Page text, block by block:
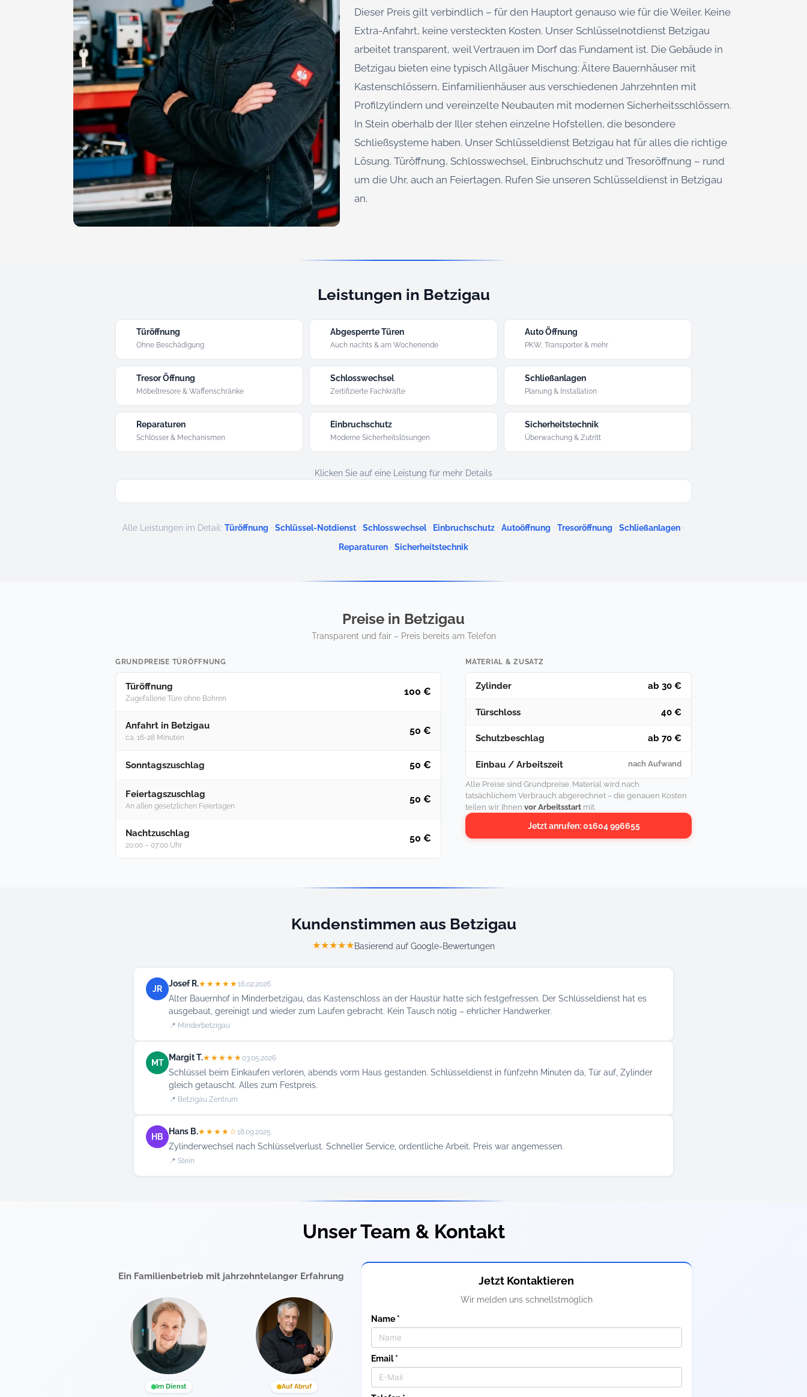
Dieser Preis gilt verbindlich – für den Hauptort genauso wie für die Weiler. Keine
Extra-Anfahrt, keine versteckten Kosten. Unser Schlüsselnotdienst Betzigau
arbeitet transparent, weil Vertrauen im Dorf das Fundament ist. Die Gebäude in
Betzigau bieten eine typisch Allgäuer Mischung: Ältere Bauernhäuser mit
Kastenschlössern, Einfamilienhäuser aus verschiedenen Jahrzehnten mit
Profilzylindern und vereinzelte Neubauten mit modernen Sicherheitsschlössern.
In Stein oberhalb der Iller stehen einzelne Hofstellen, die besondere
Schließsysteme haben. Unser Schlüsseldienst Betzigau hat für alles die richtige
Lösung. Türöffnung, Schlosswechsel, Einbruchschutz und Tresoröffnung – rund
um die Uhr, auch an Feiertagen. Rufen Sie unseren Schlüsseldienst in Betzigau
an.
Leistungen in Betzigau
Türöffnung
Ohne Beschädigung
Abgesperrte Türen
Auch nachts & am Wochenende
Auto Öffnung
PKW, Transporter & mehr
Tresor Öffnung
Möbeltresore & Waffenschränke
Schlosswechsel
Zertifizierte Fachkräfte
Schließanlagen
Planung & Installation
Reparaturen
Schlösser & Mechanismen
Einbruchschutz
Moderne Sicherheitslösungen
Sicherheitstechnik
Überwachung & Zutritt
Klicken Sie auf eine Leistung für mehr Details
Alle Leistungen im Detail: Türöffnung · Schlüssel-Notdienst · Schlosswechsel · Einbruchschutz · Autoöffnung · Tresoröffnung · Schließanlagen ·
Reparaturen · Sicherheitstechnik
Preise in Betzigau
Transparent und fair – Preis bereits am Telefon
GRUNDPREISE TÜRÖFFNUNG
Türöffnung
Zugefallene Türe ohne Bohren
100 €
Anfahrt in Betzigau
ca. 16-28 Minuten
50 €
Sonntagszuschlag 50 €
Feiertagszuschlag
An allen gesetzlichen Feiertagen
50 €
Nachtzuschlag
20:00 – 07:00 Uhr
50 €
MATERIAL & ZUSATZ
Zylinder ab 30 €
Türschloss 40 €
Schutzbeschlag ab 70 €
Einbau / Arbeitszeit nach Aufwand
Alle Preise sind Grundpreise. Material wird nach
tatsächlichem Verbrauch abgerechnet – die genauen Kosten
teilen wir Ihnenvor Arbeitsstart mit.
Jetzt anrufen: 01604 996655
Kundenstimmen aus Betzigau
★★★★★Basierend auf Google-Bewertungen
JR
Josef R.★★★★★16.02.2026
Alter Bauernhof in Minderbetzigau, das Kastenschloss an der Haustür hatte sich festgefressen. Der Schlüsseldienst hat es
ausgebaut, gereinigt und wieder zum Laufen gebracht. Kein Tausch nötig – ehrlicher Handwerker.
📍 Minderbetzigau
MT
Margit T.★★★★★03.05.2026
Schlüssel beim Einkaufen verloren, abends vorm Haus gestanden. Schlüsseldienst in fünfzehn Minuten da, Tür auf, Zylinder
gleich getauscht. Alles zum Festpreis.
📍 Betzigau Zentrum
HB
Hans B.★★★★☆18.09.2025
Zylinderwechsel nach Schlüsselverlust. Schneller Service, ordentliche Arbeit. Preis war angemessen.
📍 Stein
Unser Team & Kontakt
Ein Familienbetrieb mit jahrzehntelanger Erfahrung
Im Dienst Auf Abruf
Jetzt Kontaktieren
Wir melden uns schnellstmöglich
Name *
Email *